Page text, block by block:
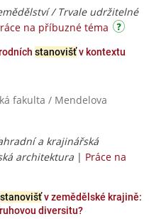
/ Trvale udržitelné
na příbuzné téma
stanovišťv kontextu
fakulta / Mendelova
a krajinářská
architektura | Práce na
stanovišťv zemědělské krajině:
diversitu?